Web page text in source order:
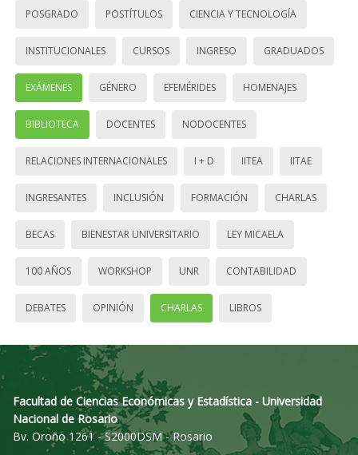
POSGRADO POSTÍTULOS CIENCIA Y TECNOLOGÍA
INSTITUCIONALES CURSOS INGRESO GRADUADOS
EXÁMENES GÉNERO EFEMÉRIDES HOMENAJES
BIBLIOTECA DOCENTES NODOCENTES
RELACIONES INTERNACIONALES I + D IITEA IITAE
INGRESANTES INCLUSIÓN FORMACIÓN CHARLAS
BECAS BIENESTAR UNIVERSITARIO LEY MICAELA
100 AÑOS WORKSHOP UNR CONTABILIDAD
DEBATES OPINIÓN CHARLAS LIBROS
Facultad de Ciencias Económicas y Estadística - Universidad
Nacional de Rosario
Bv. Oroño 1261 - S2000DSM - Rosario